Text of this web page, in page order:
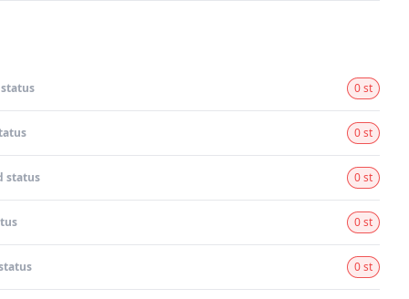
0 st
0 st
status 0 st
0 st
0 st